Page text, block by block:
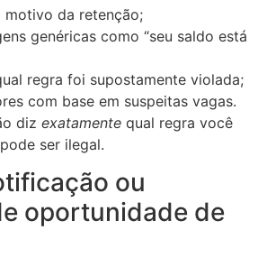
motivo da retenção;
genéricas como “seu saldo está
regra foi supostamente violada;
com base em suspeitas vagas.
diz exatamente qual regra você
ser ilegal.
ou
oportunidade de